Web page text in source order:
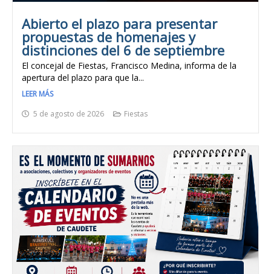
Abierto el plazo para presentar
propuestas de homenajes y
distinciones del 6 de septiembre
El concejal de Fiestas, Francisco Medina, informa de la
apertura del plazo para que la...
LEER MÁS
5 de agosto de 2026
Fiestas